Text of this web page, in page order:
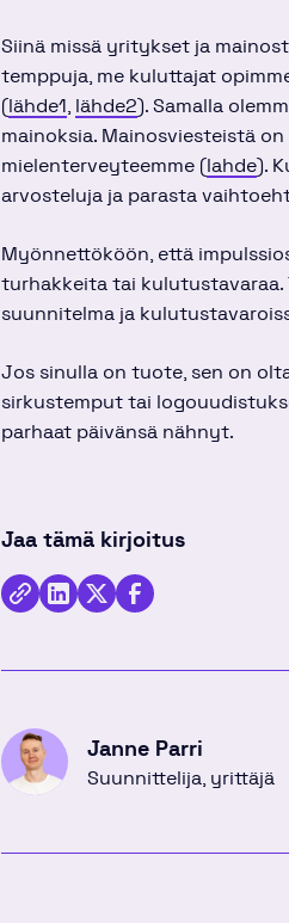
Siinä missä yritykset ja
temppuja, me kuluttajat
(lähde1, lähde2). Samalla
mainoksia. Mainosviesteistä
mielenterveyteemme (lahde).
arvosteluja ja parasta
Myönnettököön, että
turhakkeita tai
suunnitelma ja
Jos sinulla on tuote, sen on
sirkustemput tai
parhaat päivänsä nähnyt.
Jaa tämä kirjoitus
Linkedinissä
Twitterissä
Facebookissa
Janne Parri
Suunnittelija, yrittäjä